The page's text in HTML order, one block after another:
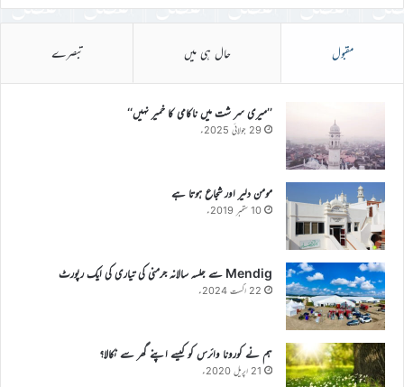
مقبول حال ہی میں تبصرے
’’میری سر شت میں ناکامی کا خمیر نہیں‘‘
29 جولائی 2025ء
مومن دلیر اور شجاع ہوتا ہے
10 ستمبر 2019ء
Mendig سے جلسہ سالانہ جرمنی کی تیاری کی ایک رپورٹ
22 اگست 2024ء
ہم نے کورونا وائرس کو کیسے اپنے گھر سے نکالا؟
21 اپریل 2020ء